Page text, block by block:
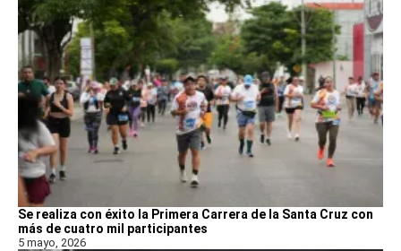
Se realiza con éxito la Primera Carrera de la Santa Cruz con
más de cuatro mil participantes
5 mayo, 2026